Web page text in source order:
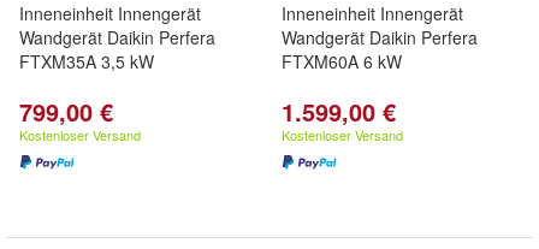
Inneneinheit Innengerät
Wandgerät Daikin Perfera
FTXM35A 3,5 kW
799,00 €
Kostenloser Versand
Inneneinheit Innengerät
Wandgerät Daikin Perfera
FTXM60A 6 kW
1.599,00 €
Kostenloser Versand